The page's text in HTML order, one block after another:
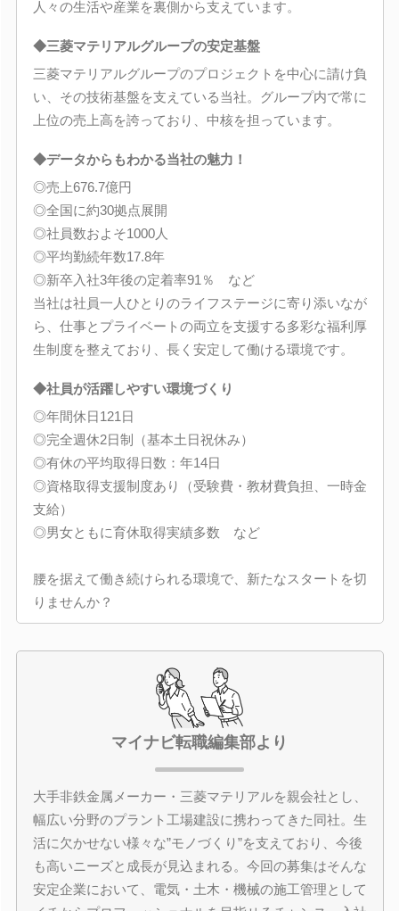
人々の生活や産業を裏側から支えています。
◆三菱マテリアルグループの安定基盤
三菱マテリアルグループのプロジェクトを中心に請け負
い、その技術基盤を支えている当社。グループ内で常に
上位の売上高を誇っており、中核を担っています。
◆データからもわかる当社の魅力！
◎売上676.7億円
◎全国に約30拠点展開
◎社員数およそ1000人
◎平均勤続年数17.8年
◎新卒入社3年後の定着率91％ など
当社は社員一人ひとりのライフステージに寄り添いなが
ら、仕事とプライベートの両立を支援する多彩な福利厚
生制度を整えており、長く安定して働ける環境です。
◆社員が活躍しやすい環境づくり
◎年間休日121日
◎完全週休2日制（基本土日祝休み）
◎有休の平均取得日数：年14日
◎資格取得支援制度あり（受験費・教材費負担、一時金
支給）
◎男女ともに育休取得実績多数 など
腰を据えて働き続けられる環境で、新たなスタートを切
りませんか？
マイナビ転職編集部より
大手非鉄金属メーカー・三菱マテリアルを親会社とし、
幅広い分野のプラント工場建設に携わってきた同社。生
活に欠かせない様々な”モノづくり”を支えており、今後
も高いニーズと成長が見込まれる。今回の募集はそんな
安定企業において、電気・土木・機械の施工管理として